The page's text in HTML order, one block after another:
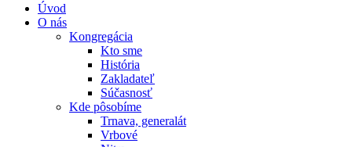
Úvod
O nás
Kongregácia
Kto sme
História
Zakladateľ
Súčasnosť
Kde pôsobíme
Trnava, generalát
Vrbové